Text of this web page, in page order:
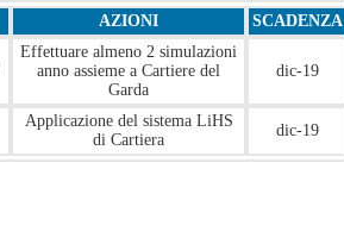
AZIONI SCADENZA
Effettuare almeno 2 simulazioni
anno assieme a Cartiere del
Garda
dic-19
Applicazione del sistema LiHS
di Cartiera
dic-19